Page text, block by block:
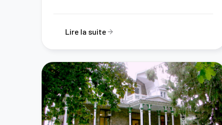
Lire la suite